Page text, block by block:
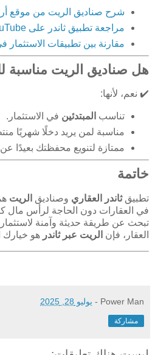
شرح صناديق الريت من موقع
مراجعة تطبيق ثاندر على YouTube
مقارنة بين تطبيقات
هل صناديق الريت مناسبة
✔️ نعم، لأنها:
تناسب المبتدئين في الاستثمار.
مناسبة لمن يريد دخلًا شهريًا
ممتازة لتنويع محفظتك بعيدًا
خاتمة
تطبيقثاندر العقاري وصناديق الريت
في العقارات دون الحاجة لرأس مال
تبحث عن طريقة حديثة وآمنة
العقار، فإن الريت عبر ثاندر هو خيارك
Power Man
- يوليو 28, 2025
مشاركة